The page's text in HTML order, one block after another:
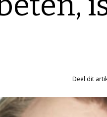
Deel dit